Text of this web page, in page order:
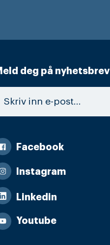
deg på nyhetsbrev
Facebook
Instagram
Linkedin
Youtube